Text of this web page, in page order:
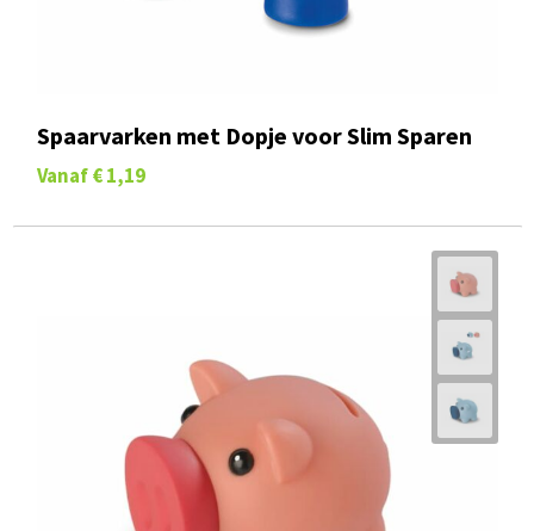
Spaarvarken met Dopje voor Slim Sparen
Vanaf € 1,19